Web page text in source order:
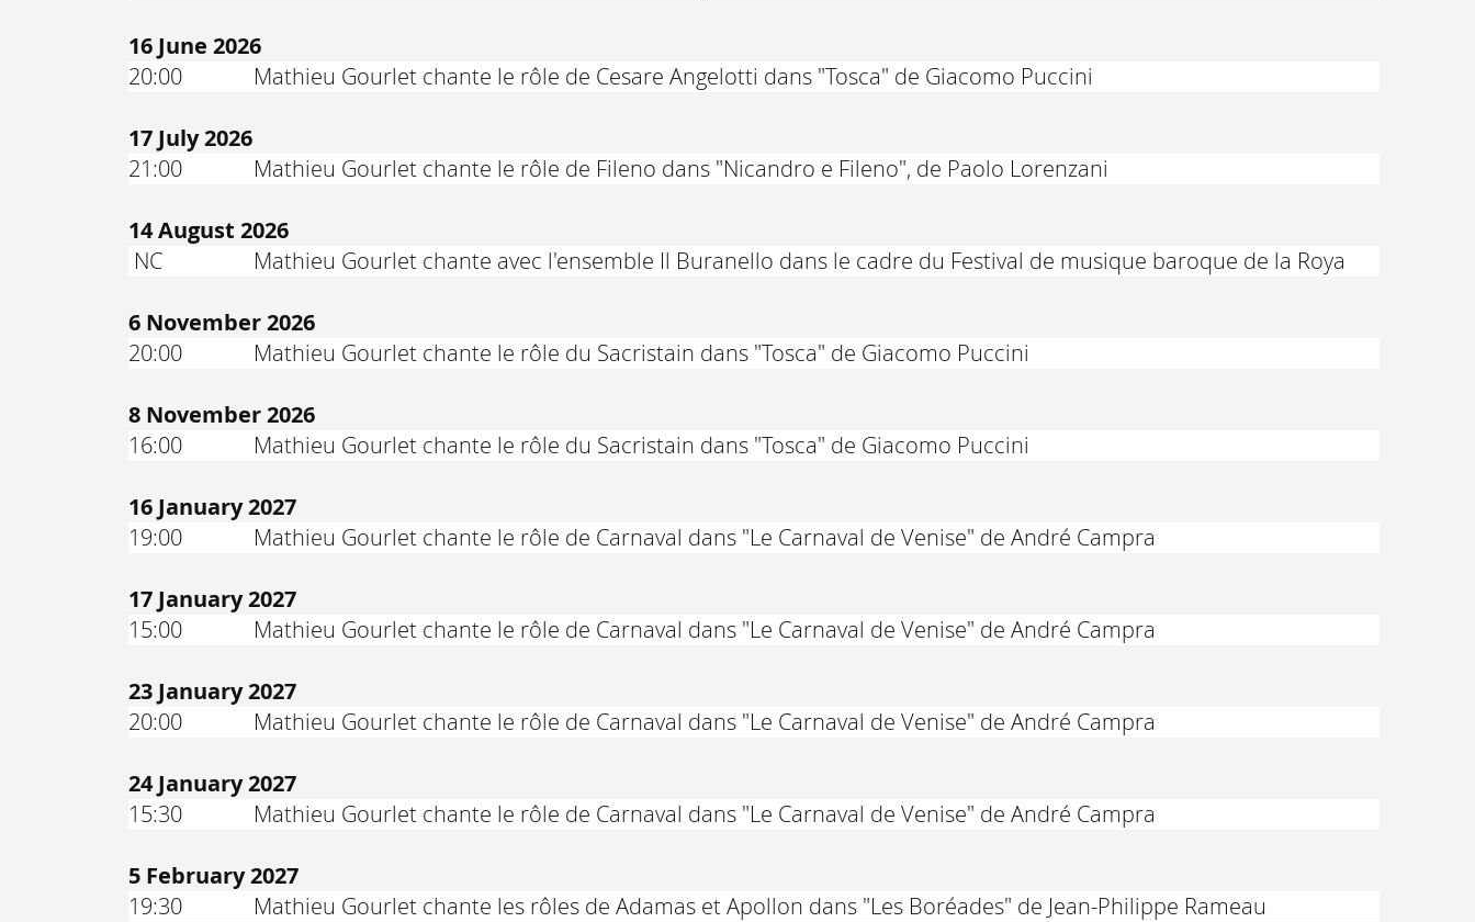
16 June 2026
20:00
Mathieu Gourlet chante le rôle de Cesare Angelotti dans "Tosca" de Giacomo Puccini
17 July 2026
21:00
Mathieu Gourlet chante le rôle de Fileno dans "Nicandro e Fileno", de Paolo Lorenzani
14 August 2026
NC
Mathieu Gourlet chante avec l'ensemble Il Buranello dans le cadre du Festival de musique baroque de la Roya
6 November 2026
20:00
Mathieu Gourlet chante le rôle du Sacristain dans "Tosca" de Giacomo Puccini
8 November 2026
16:00
Mathieu Gourlet chante le rôle du Sacristain dans "Tosca" de Giacomo Puccini
16 January 2027
19:00
Mathieu Gourlet chante le rôle de Carnaval dans "Le Carnaval de Venise" de André Campra
17 January 2027
15:00
Mathieu Gourlet chante le rôle de Carnaval dans "Le Carnaval de Venise" de André Campra
23 January 2027
20:00
Mathieu Gourlet chante le rôle de Carnaval dans "Le Carnaval de Venise" de André Campra
24 January 2027
15:30
Mathieu Gourlet chante le rôle de Carnaval dans "Le Carnaval de Venise" de André Campra
5 February 2027
19:30
Mathieu Gourlet chante les rôles de Adamas et Apollon dans "Les Boréades" de Jean-Philippe Rameau